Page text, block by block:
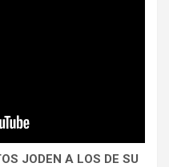
JODEN A LOS DE SU